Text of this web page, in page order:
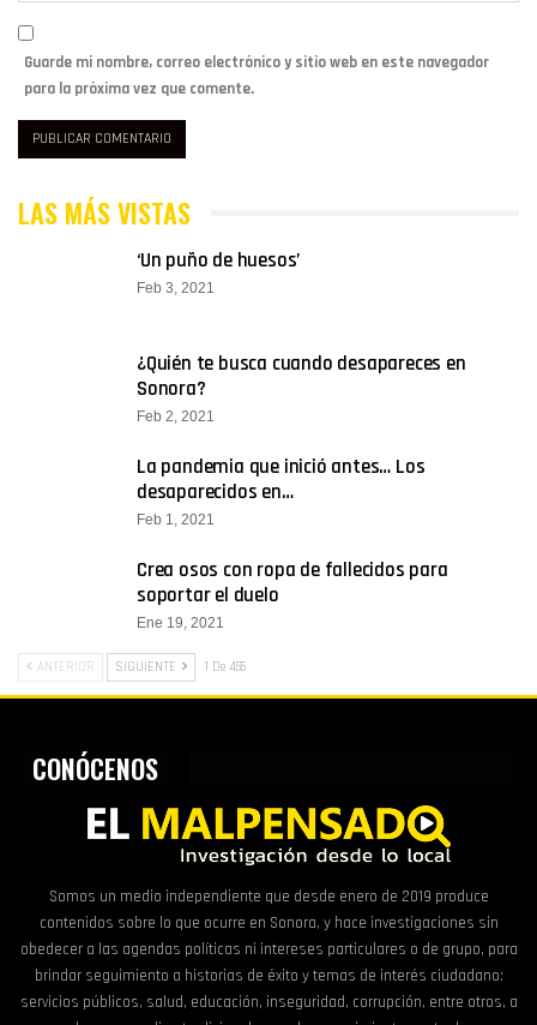
Guarde mi nombre, correo electrónico y sitio web en este navegador
para la próxima vez que comente.
LAS MÁS VISTAS
‘Un puño de huesos’
Feb 3, 2021
¿Quién te busca cuando desapareces en
Sonora?
Feb 2, 2021
La pandemia que inició antes… Los
desaparecidos en…
Feb 1, 2021
Crea osos con ropa de fallecidos para
soportar el duelo
Ene 19, 2021
ANTERIOR SIGUIENTE 1 De 455
CONÓCENOS
Somos un medio independiente que desde enero de 2019 produce
contenidos sobre lo que ocurre en Sonora, y hace investigaciones sin
obedecer a las agendas políticas ni intereses particulares o de grupo, para
brindar seguimiento a historias de éxito y temas de interés ciudadano:
servicios públicos, salud, educación, inseguridad, corrupción, entre otros, a